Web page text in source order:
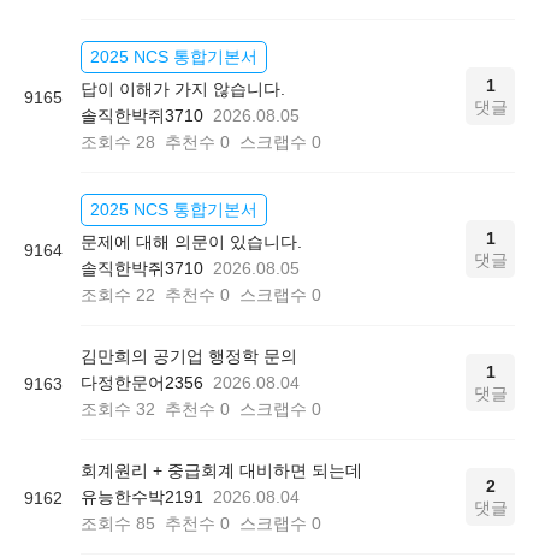
9165
2025 NCS 통합기본서
답이 이해가 가지 않습니다.
솔직한박쥐3710 2026.08.05
조회수 28 추천수 0 스크랩수 0
1
댓글
9164
2025 NCS 통합기본서
문제에 대해 의문이 있습니다.
솔직한박쥐3710 2026.08.05
조회수 22 추천수 0 스크랩수 0
1
댓글
9163
김만희의 공기업 행정학 문의
다정한문어2356
2026.08.04
조회수 32 추천수 0 스크랩수 0
1
댓글
9162
회계원리 + 중급회계 대비하면 되는데
유능한수박2191
2026.08.04
조회수 85 추천수 0 스크랩수 0
2
댓글